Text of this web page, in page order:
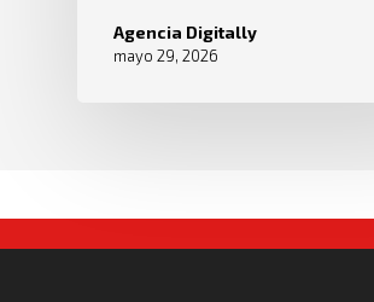
Agencia Digitally
mayo 29, 2026